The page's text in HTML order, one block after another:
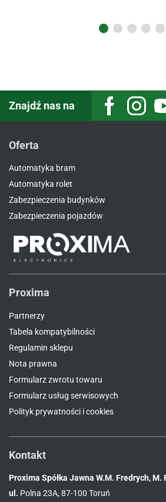
Znajdź nas na
Oferta
Automatyka bram
Automatyka rolet
Zabezpieczenia budynków
Zabezpieczenia pojazdów
Proxima
Partnerzy
Tabela kompatybilności
Regulamin sklepu
Nota prawna
Formularz zwrotu towaru
Formularz usług serwisowych
Polityk prywatności i cookies
Kontakt
Proxima Spółka Jawna W.M. Fredrych, M.
ul. Polna 23A, 87-100 Toruń